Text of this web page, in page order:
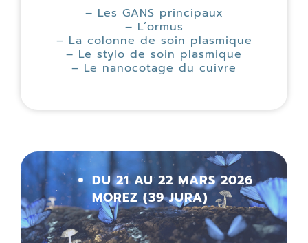
– Les GANS principaux
– L’ormus
– La colonne de soin plasmique
– Le stylo de soin plasmique
– Le nanocotage du cuivre
DU 21 AU 22 MARS 2026
MOREZ (39 JURA)